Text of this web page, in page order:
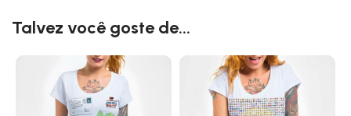
Talvez você goste de...